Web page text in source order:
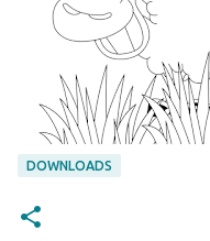
DOWNLOADS